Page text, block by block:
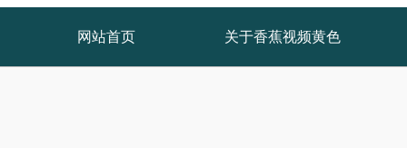
网站首页 关于香蕉视频黄色